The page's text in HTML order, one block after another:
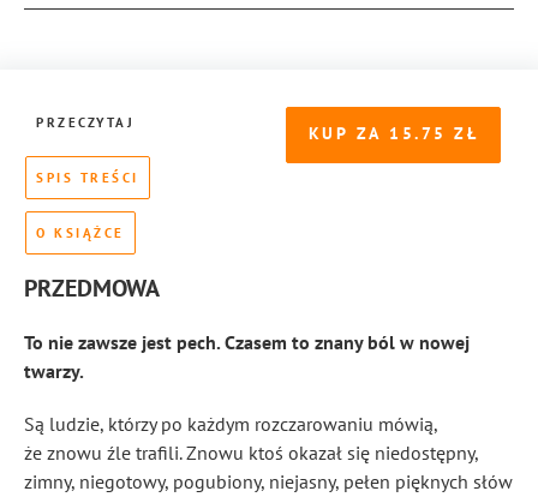
KUP ZA 15.75
PRZECZYTAJ
SPIS TREŚCI
O KSIĄŻCE
PRZEDMOWA
To nie zawsze jest pech. Czasem to znany ból w nowej
twarzy.
Są ludzie, którzy po każdym rozczarowaniu mówią,
że znowu źle trafili. Znowu ktoś okazał się niedostępny,
zimny, niegotowy, pogubiony, niejasny, pełen pięknych słów